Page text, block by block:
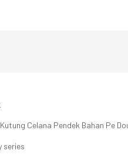
Celana Pendek Bahan Pe
series